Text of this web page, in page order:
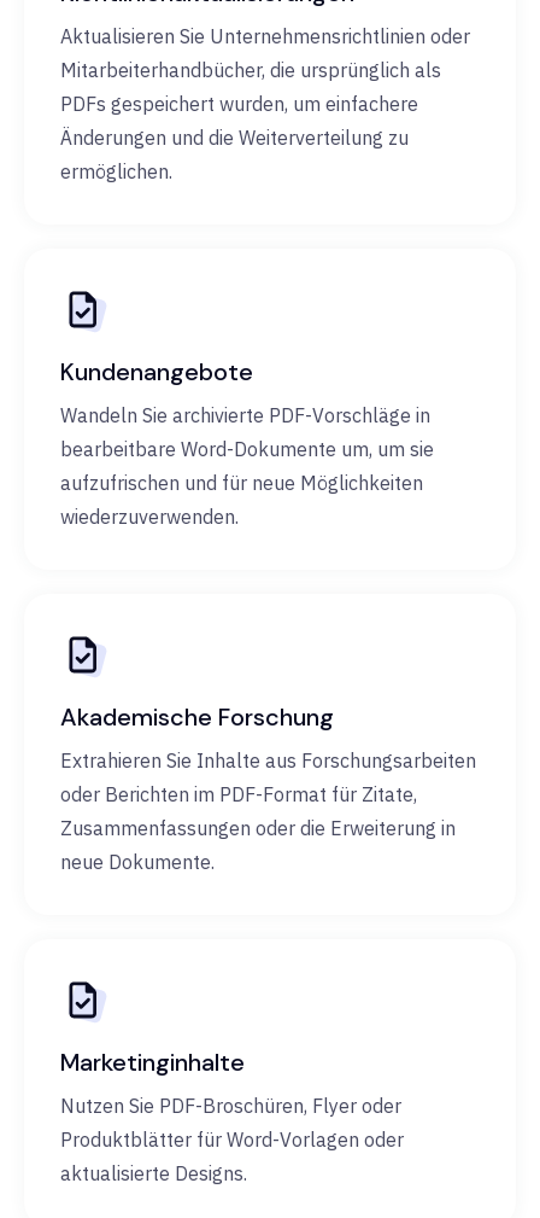
Aktualisieren Sie Unternehmensrichtlinien oder
Mitarbeiterhandbücher, die ursprünglich als
PDFs gespeichert wurden, um einfachere
Änderungen und die Weiterverteilung zu
ermöglichen.
Kundenangebote
Wandeln Sie archivierte PDF-Vorschläge in
bearbeitbare Word-Dokumente um, um sie
aufzufrischen und für neue Möglichkeiten
wiederzuverwenden.
Akademische Forschung
Extrahieren Sie Inhalte aus Forschungsarbeiten
oder Berichten im PDF-Format für Zitate,
Zusammenfassungen oder die Erweiterung in
neue Dokumente.
Marketinginhalte
Nutzen Sie PDF-Broschüren, Flyer oder
Produktblätter für Word-Vorlagen oder
aktualisierte Designs.